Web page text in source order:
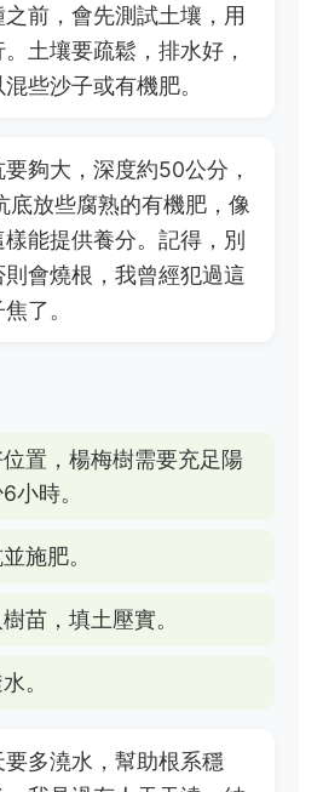
前，會先測試土壤，用
土壤要疏鬆，排水好，
些沙子或有機肥。
夠大，深度約50公分，
底放些腐熟的有機肥，像
能提供養分。記得，別
會燒根，我曾經犯過這
了。
置，楊梅樹需要充足陽
小時。
施肥。
苗，填土壓實。
。
多澆水，幫助根系穩